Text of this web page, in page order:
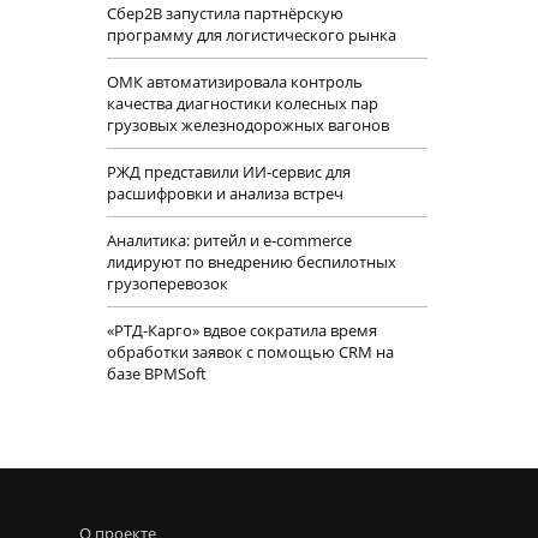
Сбер2B запустила партнёрскую
программу для логистического рынка
ОМК автоматизировала контроль
качества диагностики колесных пар
грузовых железнодорожных вагонов
РЖД представили ИИ-сервис для
расшифровки и анализа встреч
Аналитика: ритейл и e-commerce
лидируют по внедрению беспилотных
грузоперевозок
«РТД-Карго» вдвое сократила время
обработки заявок с помощью CRM на
базе BPMSoft
О проекте